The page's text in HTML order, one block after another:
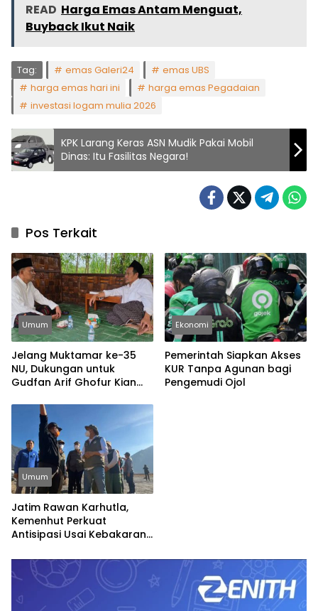
READ Harga Emas Antam Menguat,
Buyback Ikut Naik
Tag: emas Galeri24
emas UBS
harga emas hari ini
harga emas Pegadaian
investasi logam mulia 2026
KPK Larang Keras ASN Mudik Pakai Mobil
Dinas: Itu Fasilitas Negara!
Pos Terkait
Umum
Jelang Muktamar ke-35
NU, Dukungan untuk
Gudfan Arif Ghofur Kian
Ekonomi
Pemerintah Siapkan Akses
KUR Tanpa Agunan bagi
Pengemudi Ojol
Umum
Jatim Rawan Karhutla,
Kemenhut Perkuat
Antisipasi Usai Kebakaran